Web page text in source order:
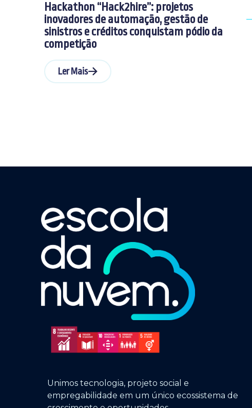
Hackathon “Hack2hire”: projetos
inovadores de automação, gestão de
sinistros e créditos conquistam pódio da
competição
Ler Mais
Unimos tecnologia, projeto social e
empregabilidade em um único ecossistema de